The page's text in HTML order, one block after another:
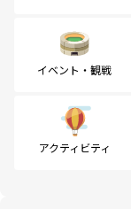
イベント・観戦
アクティビティ